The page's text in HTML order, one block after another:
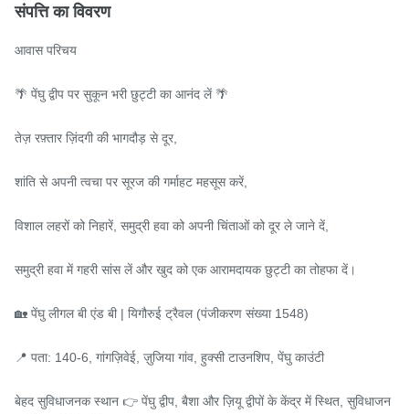
संपत्ति का विवरण
आवास परिचय
🌴 पेंघु द्वीप पर सुकून भरी छुट्टी का आनंद लें 🌴
तेज़ रफ़्तार ज़िंदगी की भागदौड़ से दूर,
शांति से अपनी त्वचा पर सूरज की गर्माहट महसूस करें,
विशाल लहरों को निहारें, समुद्री हवा को अपनी चिंताओं को दूर ले जाने दें,
समुद्री हवा में गहरी सांस लें और खुद को एक आरामदायक छुट्टी का तोहफा दें।
🏡 पेंघु लीगल बी एंड बी | यिगौरुई ट्रैवल (पंजीकरण संख्या 1548)
📍 पता: 140-6, गांगज़िवेई, ज़ुजिया गांव, हुक्सी टाउनशिप, पेंघु काउंटी
बेहद सुविधाजनक स्थान 👉 पेंघु द्वीप, बैशा और ज़ियू द्वीपों के केंद्र में स्थित, सुविधाजन